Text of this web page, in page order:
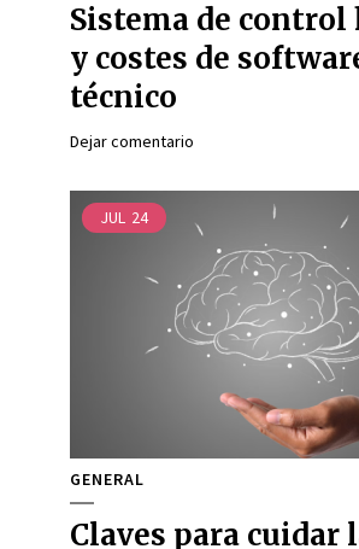
Sistema de control
y costes de
técnico
Dejar comentario
JUL 24
GENERAL
Claves para cuidar